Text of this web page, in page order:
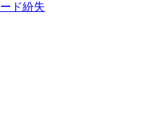
ド紛失